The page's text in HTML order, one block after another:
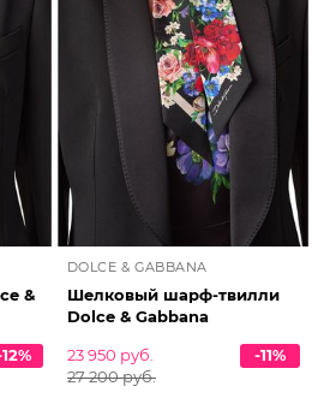
&
DOLCE & GABBANA
Шелковый шарф-твилли
Dolce & Gabbana
23 950 руб.
27 200 руб.
-11%